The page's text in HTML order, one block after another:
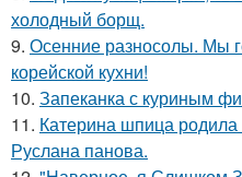
холодный борщ.
9. Осенние разносолы. Мы
корейской кухни!
10. Запеканка с куриным
11. Катерина шпица
Руслана панова.